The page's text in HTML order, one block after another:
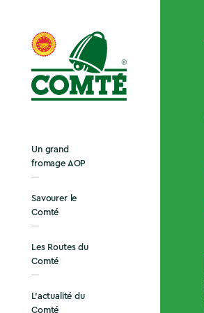
Un grand
fromage AOP
Savourer le
Comté
Les Routes du
Comté
L’actualité du
Comté